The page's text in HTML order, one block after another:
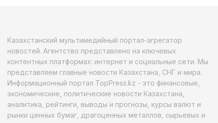
Казахстанский мультимедийный портал-агрегатор
новостей. Агентство представлено на ключевых
контентных платформах: интернет и социальные сети. Мы
представляем главные новости Казахстана, СНГ и мира.
Информационный портал TopPress.kz - это финансовые,
экономические, политические новости Казахстана,
аналитика, рейтинги, выводы и прогнозы, курсы валют и
рынки ценных бумаг, драгоценных металлов, сырьевых и